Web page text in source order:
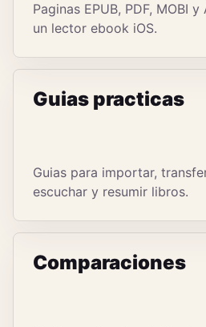
Paginas EPUB, PDF, MOBI
un lector ebook iOS.
Guias practicas
Guias para importar,
escuchar y resumir libros.
Comparaciones